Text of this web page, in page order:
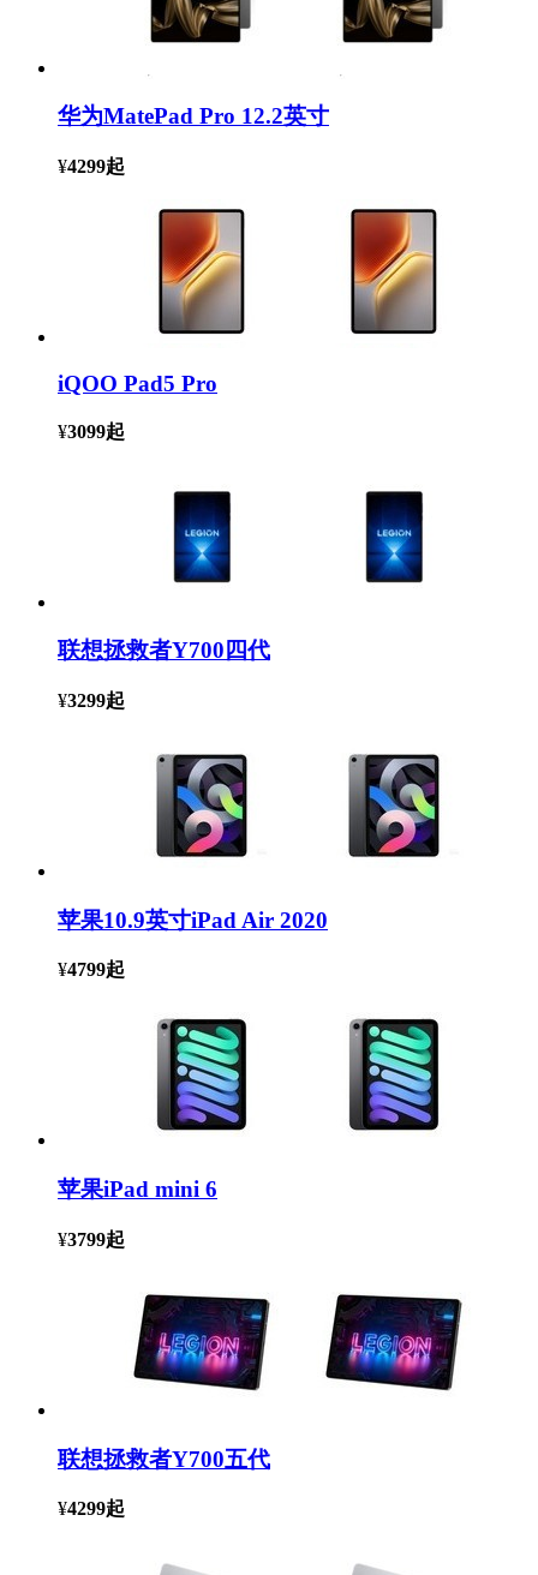
华为MatePad Pro 12.2英寸
¥4299起
iQOO Pad5 Pro
¥3099起
联想拯救者Y700四代
¥3299起
苹果10.9英寸iPad Air 2020
¥4799起
苹果iPad mini 6
¥3799起
联想拯救者Y700五代
¥4299起